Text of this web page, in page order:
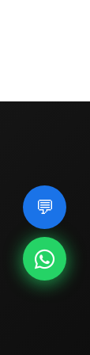
💬